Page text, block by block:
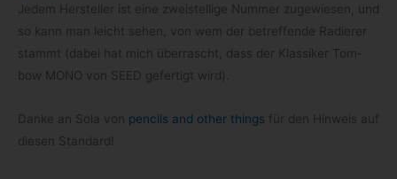
Jedem Her­stel­ler ist eine zwei­stel­lige Num­mer zuge­wie­sen, und
so kann man leicht sehen, von wem der betref­fende Radie­rer
stammt (dabei hat mich über­rascht, dass der Klas­si­ker Tom­
bow MONO von SEED gefer­tigt wird).
Danke an Sola von pen­cils and other things für den Hin­weis auf
die­sen Standard!